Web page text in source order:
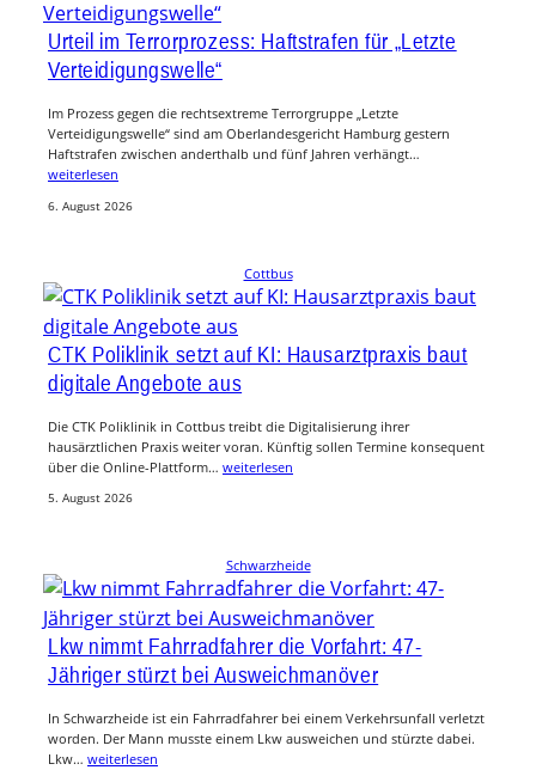
Urteil im Terrorprozess: Haftstrafen für „Letzte
Verteidigungswelle“
Im Prozess gegen die rechtsextreme Terrorgruppe „Letzte
Verteidigungswelle“ sind am Oberlandesgericht Hamburg gestern
Haftstrafen zwischen anderthalb und fünf Jahren verhängt…
weiterlesen
6. August 2026
Cottbus
CTK Poliklinik setzt auf KI: Hausarztpraxis baut
digitale Angebote aus
Die CTK Poliklinik in Cottbus treibt die Digitalisierung ihrer
hausärztlichen Praxis weiter voran. Künftig sollen Termine konsequent
über die Online-Plattform… weiterlesen
5. August 2026
Schwarzheide
Lkw nimmt Fahrradfahrer die Vorfahrt: 47-
Jähriger stürzt bei Ausweichmanöver
In Schwarzheide ist ein Fahrradfahrer bei einem Verkehrsunfall verletzt
worden. Der Mann musste einem Lkw ausweichen und stürzte dabei.
Lkw… weiterlesen